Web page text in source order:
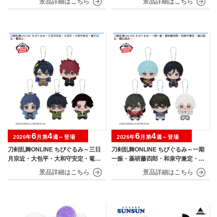
刀剣乱舞ONLINE ちびぐるみ～三日
月宗近・大包平・大和守安定・篭手
切江・豊前江～
2026年6月第4週～登場
刀剣乱舞ONLINE ちびぐるみ～一期
一振・薬研藤四郎・和泉守兼定・堀
川国広・鶴丸国永～
2026年6月第4週～登場